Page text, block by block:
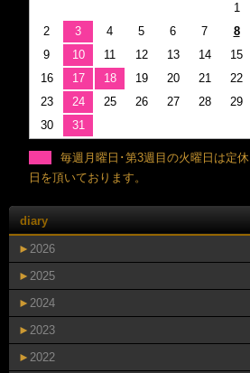
1
2
3 4 5 6 7
8
9
10 11 12 13 14
15
16
17 18 19 20 21
22
23
24 25 26 27 28
29
30
31
毎週月曜日･第3週目の火曜日は定休
日を頂いております。
diary
► 2026
► 2025
► 2024
► 2023
► 2022